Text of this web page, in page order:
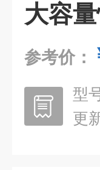
大容
参考价：
型
更